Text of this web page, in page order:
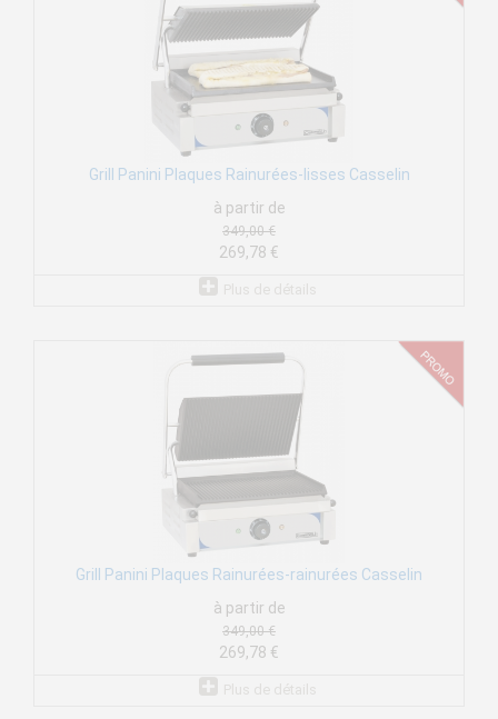
Grill Panini Plaques Rainurées-lisses Casselin
à partir de
349,00 €
269,78 €
Grill Panini Plaques Rainurées-rainurées Casselin
à partir de
349,00 €
269,78 €